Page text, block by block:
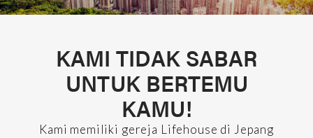
KAMI TIDAK SABAR
UNTUK BERTEMU
KAMU!
Kami memiliki gereja Lifehouse di Jepang